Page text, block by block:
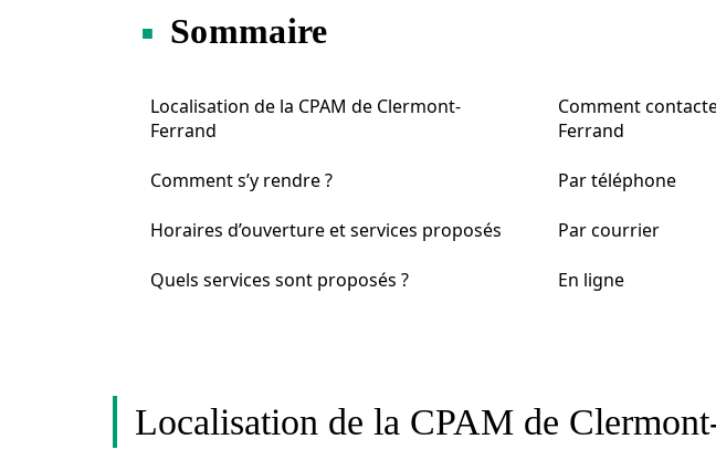
Sommaire
Localisation de la CPAM de Clermont-
Ferrand
Comment s’y rendre ?
Horaires d’ouverture et services proposés
Quels services sont proposés ?
Comment
Ferrand
Par téléphone
Par courrier
En ligne
Localisation de la CPAM de